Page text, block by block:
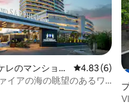
レのマンショ
レビュー6件
4.83 (6)
イアの海の眺望のあるワ